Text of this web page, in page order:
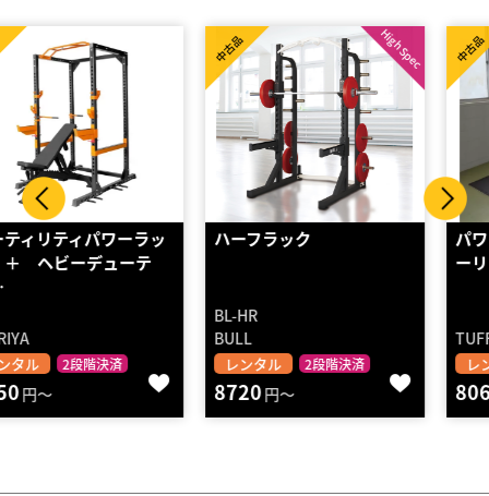
ハーフラック
BULL
レンタル 2段階決済
High Spec
中古品
8720
パワーラック&ハイ/ロープ
ーリーアタッチメント（…
レンタル 2段階決済
中古品
8060